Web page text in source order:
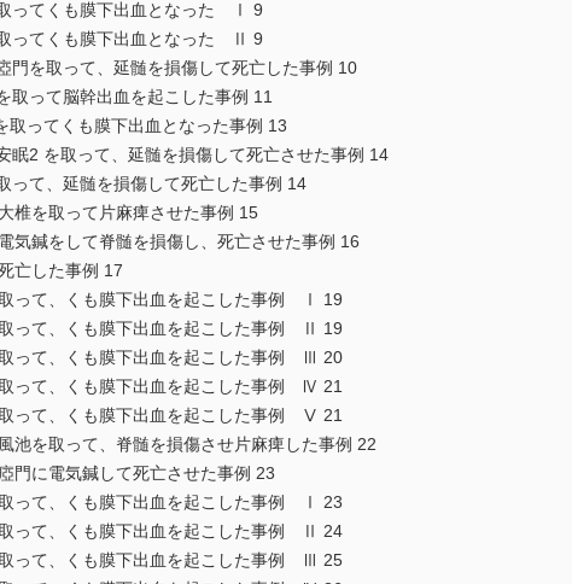
てくも膜下出血となった Ⅰ 9
てくも膜下出血となった Ⅱ 9
を取って、延髄を損傷して死亡した事例 10
って脳幹出血を起こした事例 11
ってくも膜下出血となった事例 13
2 を取って、延髄を損傷して死亡させた事例 14
て、延髄を損傷して死亡した事例 14
を取って片麻痺させた事例 15
鍼をして脊髄を損傷し、死亡させた事例 16
した事例 17
て、くも膜下出血を起こした事例 Ⅰ 19
て、くも膜下出血を起こした事例 Ⅱ 19
て、くも膜下出血を起こした事例 Ⅲ 20
て、くも膜下出血を起こした事例 Ⅳ 21
て、くも膜下出血を起こした事例 Ⅴ 21
を取って、脊髄を損傷させ片麻痺した事例 22
に電気鍼して死亡させた事例 23
て、くも膜下出血を起こした事例 Ⅰ 23
て、くも膜下出血を起こした事例 Ⅱ 24
て、くも膜下出血を起こした事例 Ⅲ 25